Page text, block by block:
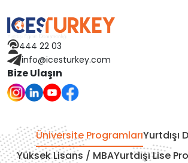
Avusturya
Finlandiya
Çekya
İrlanda
444 22 03
info@icesturkey.com
Bize Ulaşın
Üniversite ProgramlarıYurtdışı
Yüksek Lisans / MBAYurtdışı Lise